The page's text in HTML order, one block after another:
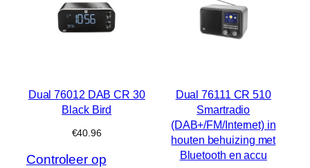
Dual 76012 DAB CR 30
Black Bird
€40.96
Controleer op
Dual 76111 CR 510
Smartradio
(DAB+/FM/Internet) in
houten behuizing met
Bluetooth en accu